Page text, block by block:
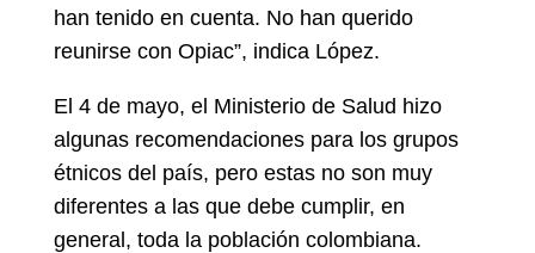
han tenido en cuenta. No han querido
reunirse con Opiac”, indica López.
El 4 de mayo, el Ministerio de Salud hizo
algunas recomendaciones para los grupos
étnicos del país, pero estas no son muy
diferentes a las que debe cumplir, en
general, toda la población colombiana.